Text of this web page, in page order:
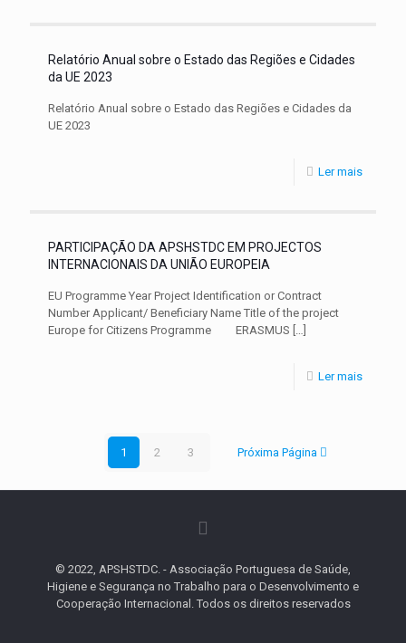
Relatório Anual sobre o Estado das Regiões e Cidades
da UE 2023
Relatório Anual sobre o Estado das Regiões e Cidades da
UE 2023
Ler mais
PARTICIPAÇÃO DA APSHSTDC EM PROJECTOS
INTERNACIONAIS DA UNIÃO EUROPEIA
EU Programme Year Project Identification or Contract
Number Applicant/ Beneficiary Name Title of the project
Europe for Citizens Programme ERASMUS […]
Ler mais
1 2 3 Próxima Página
© 2022, APSHSTDC. - Associação Portuguesa de Saúde,
Higiene e Segurança no Trabalho para o Desenvolvimento e
Cooperação Internacional. Todos os direitos reservados